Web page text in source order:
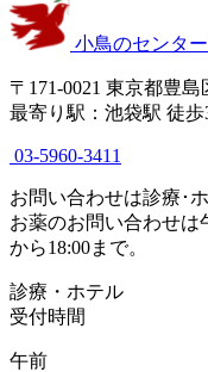
小鳥のセンタ
〒171-0021 東京都豊島
最寄り駅：池袋駅 徒歩
03-5960-3411
お問い合わせは診療･
お薬のお問い合わせは
から18:00まで。
診療・ホテル
受付時間
午前